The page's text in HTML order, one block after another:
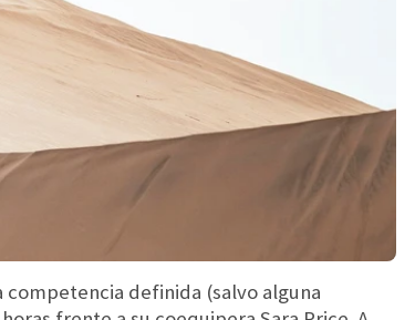
definida (salvo alguna